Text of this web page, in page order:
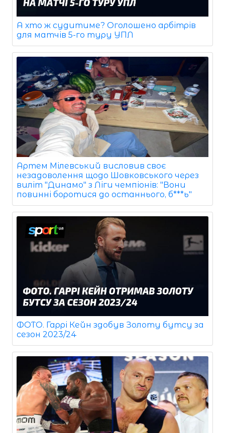
А хто ж судитиме? Оголошено арбітрів
для матчів 5-го туру УПЛ
Артем Мілевський висловив своє
незадоволення щодо Шовковського через
виліт "Динамо" з Ліги чемпіонів: "Вони
повинні боротися до останнього, б***ь"
ФОТО. Гаррі Кейн здобув Золоту бутсу за
сезон 2023/24